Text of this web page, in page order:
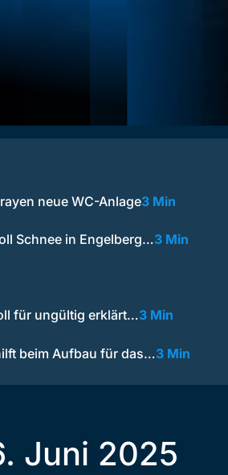
neue WC-Anlage3 Min
Schnee in Engelberg…3 Min
für ungültig erklärt…3 Min
beim Aufbau für das…3 Min
Juni 2025